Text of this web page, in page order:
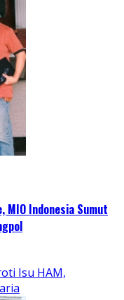
MIO Indonesia Sumut
Isu HAM,